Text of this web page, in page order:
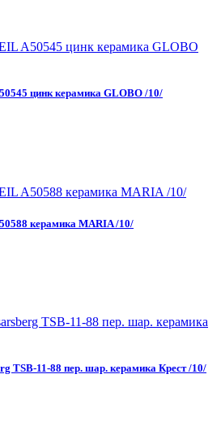
цинк керамика GLOBO /10/
керамика MARIA /10/
TSB-11-88 пер. шар. керамика Крест /10/